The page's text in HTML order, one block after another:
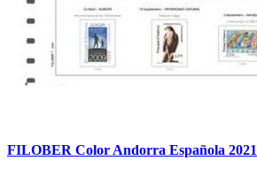
FILOBER Color Andorra Española